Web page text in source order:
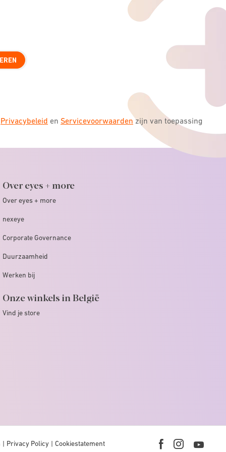
Privacybeleid en Servicevoorwaardenzijn van toepassing
Over eyes + more
Over eyes + more
nexeye
Corporate Governance
Duurzaamheid
Werken bij
Onze winkels in België
Vind je store
Privacy Policy Cookiestatement